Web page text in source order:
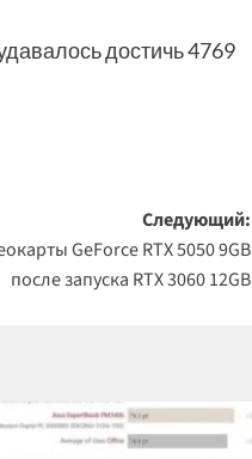
достичь 4769
Следующий:
GeForce RTX 5050 9GB
после запуска RTX 3060 12GB